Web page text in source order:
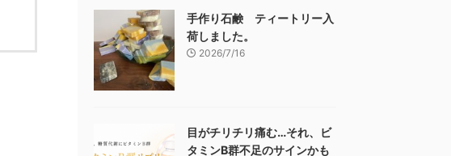
手作り石鹸 ティートリー入
荷しました。
2026/7/16
目がチリチリ痛む…それ、ビ
タミンB群不足のサインかも